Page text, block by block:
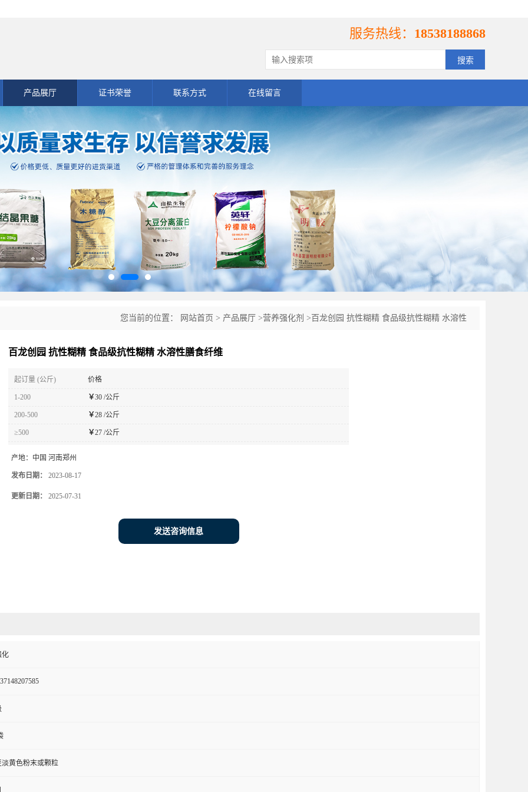
服务热线： 18538188868
产品展厅 证书荣誉 联系方式 在线留言
您当前的位置： 网站首页 > 产品展厅 >营养强化剂 > 百龙创园 抗性糊精 食品级抗性糊精 水溶性
百龙创园 抗性糊精 食品级抗性糊精 水溶性膳食纤维
起订量 (公斤) 价格
1-200 ￥30 /公斤
200-500 ￥28 /公斤
≥500 ￥27 /公斤
产地： 中国 河南郑州
发布日期： 2023-08-17
更新日期： 2025-07-31
发送咨询信息
化
淡黄色粉末或颗粒